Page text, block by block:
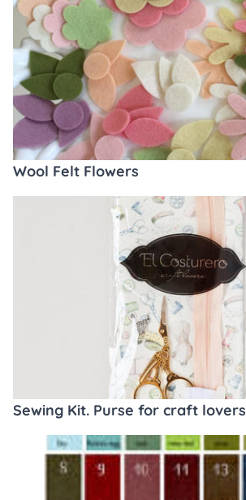
Wool Felt Flowers
Sewing Kit. Purse for craft lovers